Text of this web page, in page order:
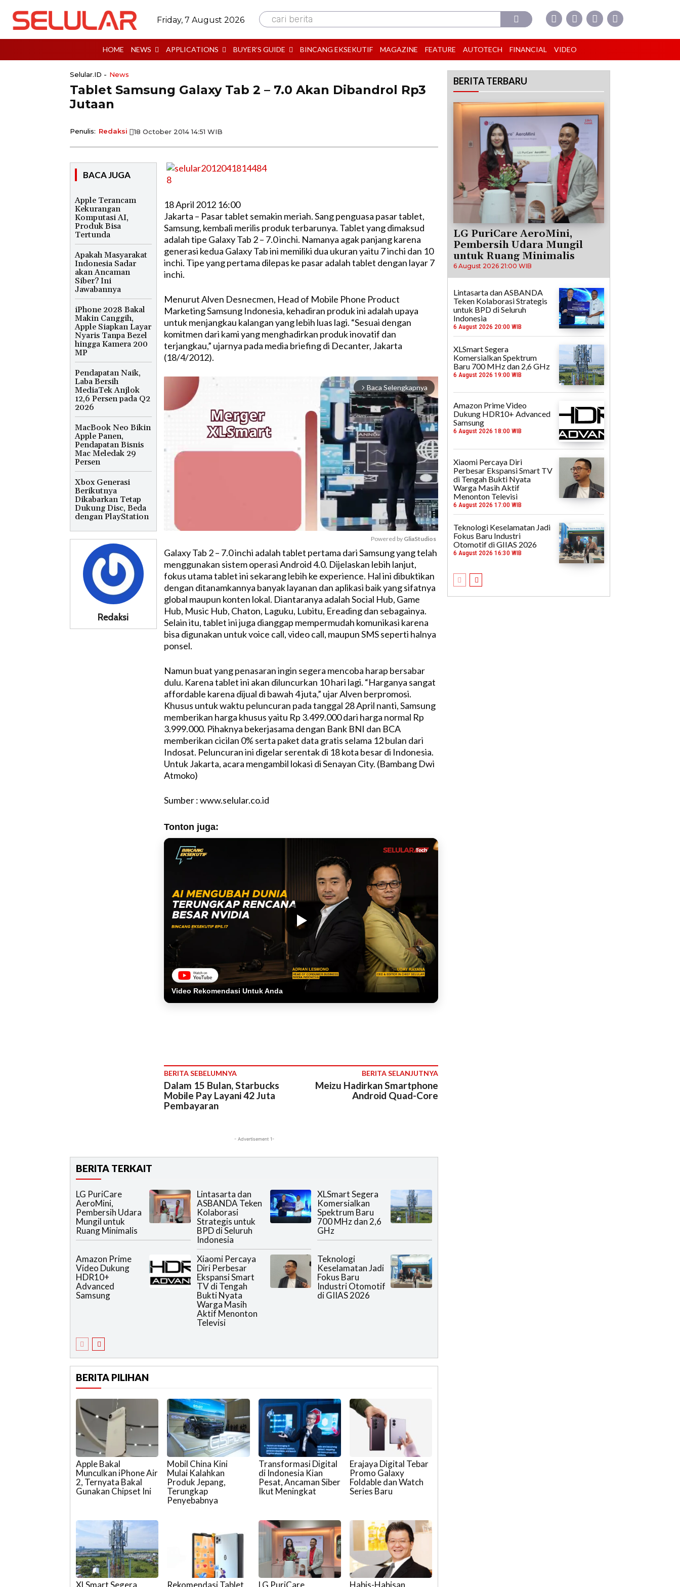
Friday, 7 August 2026 cari berita
HOME NEWS APPLICATIONS BUYER’S GUIDE BINCANG EKSEKUTIF MAGAZINE FEATURE AUTOTECH FINANCIAL VIDEO
Selular.ID - News
Tablet Samsung Galaxy Tab 2 – 7.0 Akan Dibandrol Rp3
Jutaan
Penulis: Redaksi 18 October 2014 14:51 WIB
BACA JUGA
Apple Terancam
Kekurangan
Komputasi AI,
Produk Bisa
Tertunda
Apakah Masyarakat
Indonesia Sadar
akan Ancaman
Siber? Ini
Jawabannya
iPhone 2028 Bakal
Makin Canggih,
Apple Siapkan Layar
Nyaris Tanpa Bezel
hingga Kamera 200
MP
Pendapatan Naik,
Laba Bersih
MediaTek Anjlok
12,6 Persen pada Q2
2026
MacBook Neo Bikin
Apple Panen,
Pendapatan Bisnis
Mac Meledak 29
Persen
Xbox Generasi
Berikutnya
Dikabarkan Tetap
Dukung Disc, Beda
dengan PlayStation
Redaksi
18 April 2012 16:00
Jakarta – Pasar tablet semakin meriah. Sang penguasa pasar tablet,
Samsung, kembali merilis produk terbarunya. Tablet yang dimaksud
adalah tipe Galaxy Tab 2 – 7.0 inchi. Namanya agak panjang karena
generasi kedua Galaxy Tab ini memiliki dua ukuran yaitu 7 inchi dan 10
inchi. Tipe yang pertama dilepas ke pasar adalah tablet dengan layar 7
inchi.
Menurut Alven Desnecmen, Head of Mobile Phone Product
Marketing Samsung Indonesia, kehadiran produk ini adalah upaya
untuk menjangkau kalangan yang lebih luas lagi. “Sesuai dengan
komitmen dari kami yang menghadirkan produk inovatif dan
terjangkau,” ujarnya pada media briefing di Decanter, Jakarta
(18/4/2012).
arrow_forward_ios Baca Selengkapnya
M
u
t
e
Powered by GliaStudios
Galaxy Tab 2 – 7.0 inchi adalah tablet pertama dari Samsung yang telah
menggunakan sistem operasi Android 4.0. Dijelaskan lebih lanjut,
fokus utama tablet ini sekarang lebih ke experience. Hal ini dibuktikan
dengan ditanamkannya banyak layanan dan aplikasi baik yang sifatnya
global maupun konten lokal. Diantaranya adalah Social Hub, Game
Hub, Music Hub, Chaton, Laguku, Lubitu, Ereading dan sebagainya.
Selain itu, tablet ini juga dianggap mempermudah komunikasi karena
bisa digunakan untuk voice call, video call, maupun SMS seperti halnya
ponsel.
Namun buat yang penasaran ingin segera mencoba harap bersabar
dulu. Karena tablet ini akan diluncurkan 10 hari lagi. “Harganya sangat
affordable karena dijual di bawah 4 juta,” ujar Alven berpromosi.
Khusus untuk waktu peluncuran pada tanggal 28 April nanti, Samsung
memberikan harga khusus yaitu Rp 3.499.000 dari harga normal Rp
3.999.000. Pihaknya bekerjasama dengan Bank BNI dan BCA
memberikan cicilan 0% serta paket data gratis selama 12 bulan dari
Indosat. Peluncuran ini digelar serentak di 18 kota besar di Indonesia.
Untuk Jakarta, acara mengambil lokasi di Senayan City. (Bambang Dwi
Atmoko)
Sumber : www.selular.co.id
Tonton juga:
Video Rekomendasi Untuk Anda
BERITA SEBELUMNYA
Dalam 15 Bulan, Starbucks
Mobile Pay Layani 42 Juta
Pembayaran
BERITA SELANJUTNYA
Meizu Hadirkan Smartphone
Android Quad-Core
- Advertisement 1-
BERITA TERKAIT
LG PuriCare
AeroMini,
Pembersih Udara
Mungil untuk
Ruang Minimalis
Lintasarta dan
ASBANDA Teken
Kolaborasi
Strategis untuk
BPD di Seluruh
Indonesia
XLSmart Segera
Komersialkan
Spektrum Baru
700 MHz dan 2,6
GHz
Amazon Prime
Video Dukung
HDR10+
Advanced
Samsung
Xiaomi Percaya
Diri Perbesar
Ekspansi Smart
TV di Tengah
Bukti Nyata
Warga Masih
Aktif Menonton
Televisi
Teknologi
Keselamatan Jadi
Fokus Baru
Industri Otomotif
di GIIAS 2026
BERITA PILIHAN
Apple Bakal
Munculkan iPhone Air
2, Ternyata Bakal
Gunakan Chipset Ini
Mobil China Kini
Mulai Kalahkan
Produk Jepang,
Terungkap
Penyebabnya
Transformasi Digital
di Indonesia Kian
Pesat, Ancaman Siber
Ikut Meningkat
Erajaya Digital Tebar
Promo Galaxy
Foldable dan Watch
Series Baru
XLSmart Segera Rekomendasi Tablet LG PuriCare Habis-Habisan
BERITA TERBARU
LG PuriCare AeroMini,
Pembersih Udara Mungil
untuk Ruang Minimalis
6 August 2026 21:00 WIB
Lintasarta dan ASBANDA
Teken Kolaborasi Strategis
untuk BPD di Seluruh
Indonesia
6 August 2026 20:00 WIB
XLSmart Segera
Komersialkan Spektrum
Baru 700 MHz dan 2,6 GHz
6 August 2026 19:00 WIB
Amazon Prime Video
Dukung HDR10+ Advanced
Samsung
6 August 2026 18:00 WIB
Xiaomi Percaya Diri
Perbesar Ekspansi Smart TV
di Tengah Bukti Nyata
Warga Masih Aktif
Menonton Televisi
6 August 2026 17:00 WIB
Teknologi Keselamatan Jadi
Fokus Baru Industri
Otomotif di GIIAS 2026
6 August 2026 16:30 WIB